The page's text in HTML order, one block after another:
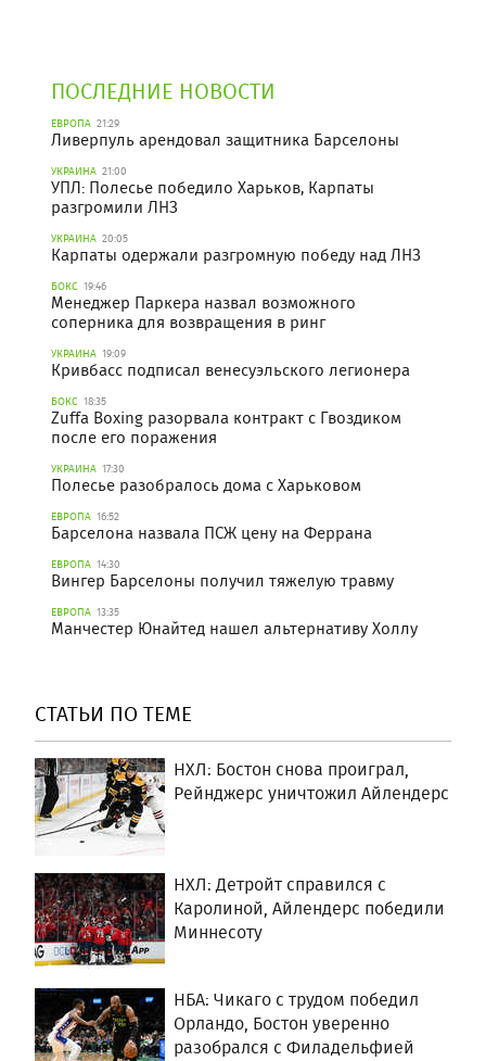
ПОСЛЕДНИЕ НОВОСТИ
ЕВРОПА 21:29
Ливерпуль арендовал защитника Барселоны
УКРАИНА 21:00
УПЛ: Полесье победило Харьков, Карпаты
разгромили ЛНЗ
УКРАИНА 20:05
Карпаты одержали разгромную победу над ЛНЗ
БОКС 19:46
Менеджер Паркера назвал возможного
соперника для возвращения в ринг
УКРАИНА 19:09
Кривбасс подписал венесуэльского легионера
БОКС 18:35
Zuffa Boxing разорвала контракт с Гвоздиком
после его поражения
УКРАИНА 17:30
Полесье разобралось дома с Харьковом
ЕВРОПА 16:52
Барселона назвала ПСЖ цену на Феррана
ЕВРОПА 14:30
Вингер Барселоны получил тяжелую травму
ЕВРОПА 13:35
Манчестер Юнайтед нашел альтернативу Холлу
СТАТЬИ ПО ТЕМЕ
НХЛ: Бостон снова проиграл,
Рейнджерс уничтожил Айлендерс
НХЛ: Детройт справился с
Каролиной, Айлендерс победили
Миннесоту
НБА: Чикаго с трудом победил
Орландо, Бостон уверенно
разобрался с Филадельфией